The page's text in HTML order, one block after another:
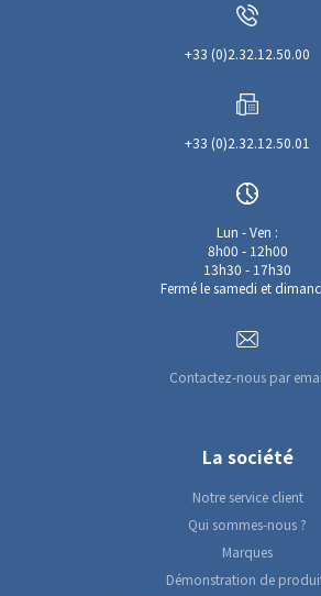
+33 (0)2.32.12.50.00
+33 (0)2.32.12.50.01
Lun - Ven :
8h00 - 12h00
13h30 - 17h30
Fermé le samedi et
Contactez-nous par
La société
Notre service client
Qui sommes-nous ?
Marques
Démonstration de